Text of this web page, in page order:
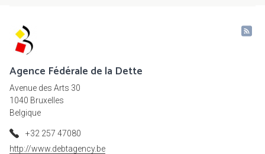
Agence Fédérale de la Dette
Avenue des Arts 30
1040 Bruxelles
Belgique
+32 257 47080
http://www.debtagency.be